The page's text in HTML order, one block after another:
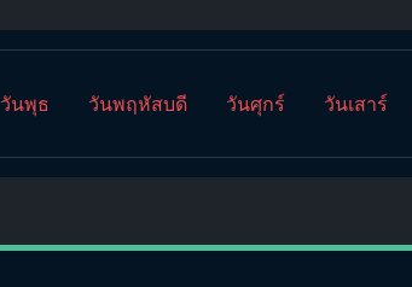
วันพุธ วันพฤหัสบดี วันศุกร์ วันเสาร์